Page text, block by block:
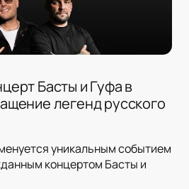
Басты и Гуфа в
легенд русского
уникальным событием
концертом Басты и